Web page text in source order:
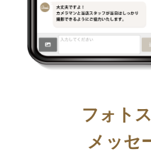
フォト
メッセ